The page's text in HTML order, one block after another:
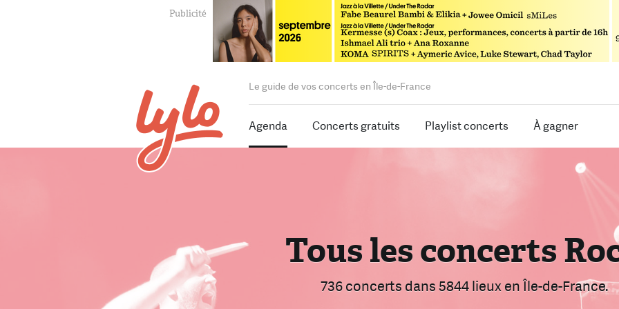
Le guide de vos concerts en Île-de-France
Agenda Concerts gratuits Playlist concerts À gagner
Tous les concerts
736 concerts dans 5844 lieuxen Île-de-France.
Trouvez le bon
Parmi 2351 concertsdans 5844 lieuxen Île-de-